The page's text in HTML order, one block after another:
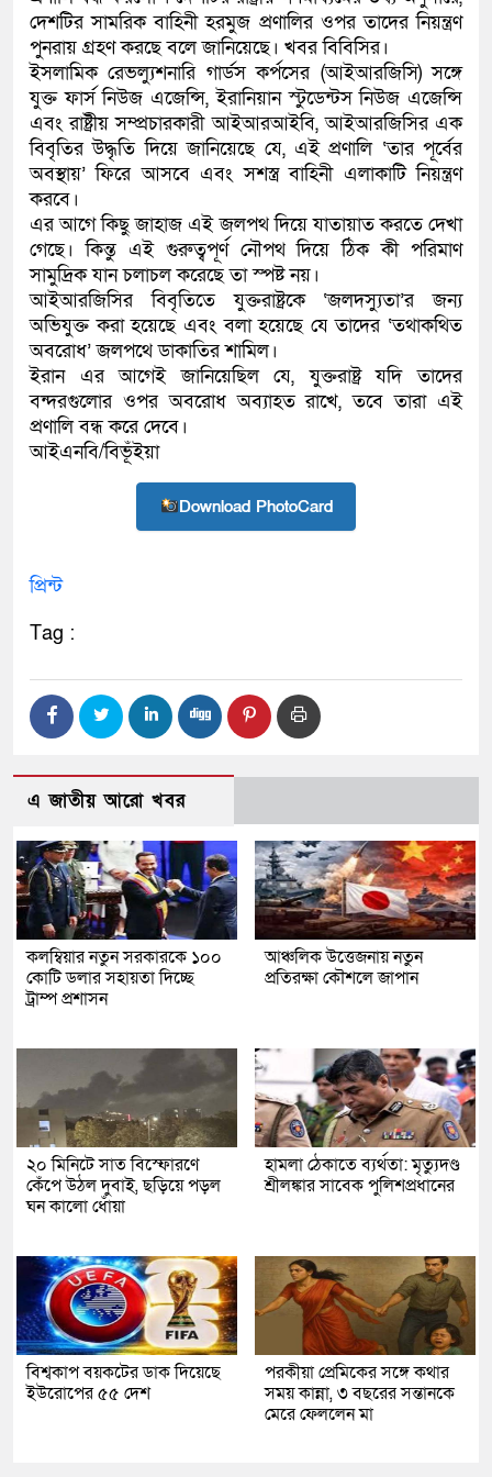
কলিমউল্লাহকে (ভিডিও)
দেশটির সামরিক বাহিনী হরমুজ প্রণালির ওপর তাদের নিয়ন্ত্রণ
পুনরায় গ্রহণ করছে বলে জানিয়েছে। খবর বিবিসির।
ইসলামিক রেভল্যুশনারি গার্ডস কর্পসের (আইআরজিসি) সঙ্গে
যুক্ত ফার্স নিউজ এজেন্সি, ইরানিয়ান স্টুডেন্টস নিউজ এজেন্সি
এবং রাষ্ট্রীয় সম্প্রচারকারী আইআরআইবি, আইআরজিসির এক
বিবৃতির উদ্ধৃতি দিয়ে জানিয়েছে যে, এই প্রণালি ‌‘তার পূর্বের
অবস্থায়’ ফিরে আসবে এবং সশস্ত্র বাহিনী এলাকাটি নিয়ন্ত্রণ
করবে।
এর আগে কিছু জাহাজ এই জলপথ দিয়ে যাতায়াত করতে দেখা
গেছে। কিন্তু এই গুরুত্বপূর্ণ নৌপথ দিয়ে ঠিক কী পরিমাণ
সামুদ্রিক যান চলাচল করেছে তা স্পষ্ট নয়।
আইআরজিসির বিবৃতিতে যুক্তরাষ্ট্রকে ‘জলদস্যুতা’র জন্য
অভিযুক্ত করা হয়েছে এবং বলা হয়েছে যে তাদের ‘তথাকথিত
অবরোধ’ জলপথে ডাকাতির শামিল।
ইরান এর আগেই জানিয়েছিল যে, যুক্তরাষ্ট্র যদি তাদের
বন্দরগুলোর ওপর অবরোধ অব্যাহত রাখে, তবে তারা এই
প্রণালি বন্ধ করে দেবে।
আইএনবি/বিভূঁইয়া
Download PhotoCard
প্রিন্ট
Tag :
এ জাতীয় আরো খবর
কলম্বিয়ার নতুন সরকারকে ১০০
কোটি ডলার সহায়তা দিচ্ছে
ট্রাম্প প্রশাসন
আঞ্চলিক উত্তেজনায় নতুন
প্রতিরক্ষা কৌশলে জাপান
২০ মিনিটে সাত বিস্ফোরণে
কেঁপে উঠল দুবাই, ছড়িয়ে পড়ল
ঘন কালো ধোঁয়া
হামলা ঠেকাতে ব্যর্থতা: মৃত্যুদণ্ড
শ্রীলঙ্কার সাবেক পুলিশপ্রধানের
বিশ্বকাপ বয়কটের ডাক দিয়েছে
ইউরোপের ৫৫ দেশ
পরকীয়া প্রেমিকের সঙ্গে কথার
সময় কান্না, ৩ বছরের সন্তানকে
মেরে ফেললেন মা